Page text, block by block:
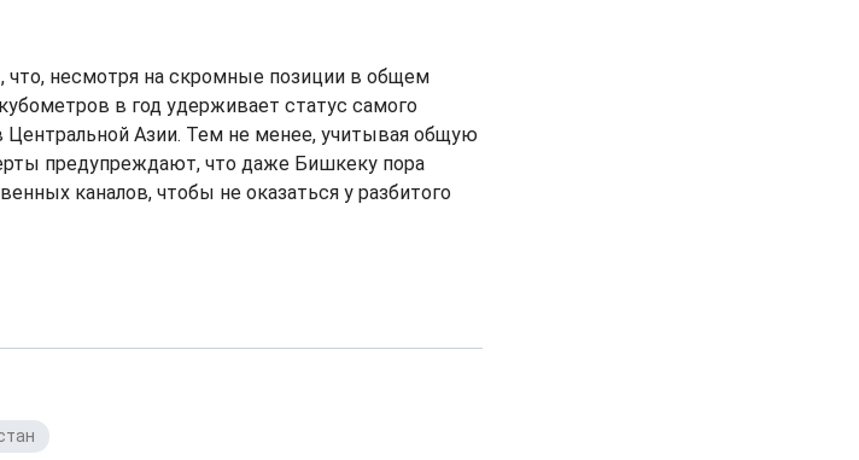
несмотря на скромные позиции в общем
в год удерживает статус самого
Центральной Азии. Тем не менее, учитывая общую
предупреждают, что даже Бишкеку пора
каналов, чтобы не оказаться у разбитого